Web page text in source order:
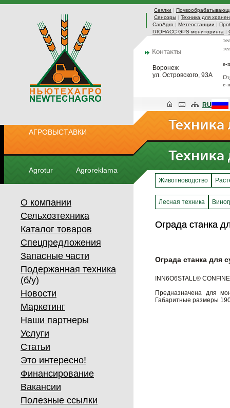
Сеялки |
Сенсоры | Техника для
CanAgro | Метеостанции |
ГЛОНАСС GPS мониторинга |
Воронеж
ул. Островского, 93А
e-
e-
АГРОВЫСТАВКИ
Agrotur Agroreklama
RU
О компании
Сельхозтехника
Каталог товаров
Спецпредложения
Запасные части
Подержанная техника
(б/у)
Новости
Маркетинг
Наши партнеры
Услуги
Статьи
Это интересно!
Финансирование
Вакансии
Полезные ссылки
Животноводство
Лесная техника
Ограда станка
Ограда станка
Ограда станка для
INN6O6STALL® CONFINE
Предназначена для
Габаритные размеры